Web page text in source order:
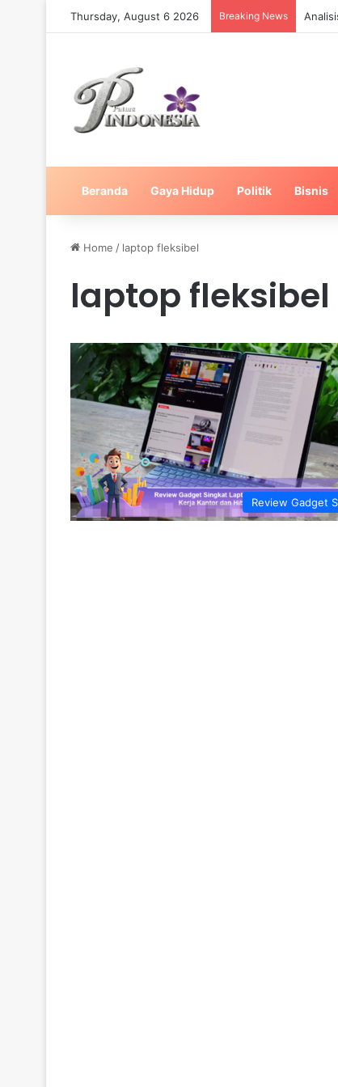
Thursday, August 6 2026 Breaking News
Beranda Gaya Hidup Politik Bisnis
Home / laptop fleksibel
laptop fleksibel
Review Gadget